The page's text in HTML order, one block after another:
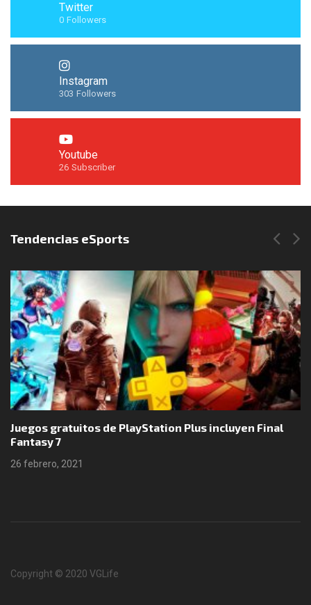
Twitter
0 Followers
Instagram
303 Followers
Youtube
26 Subscriber
Síguenos en Instagram
Tendencias eSports
Juegos gratuitos de PlayStation Plus incluyen Final
Fantasy 7
26 febrero, 2021
Copyright © 2020 VGLife